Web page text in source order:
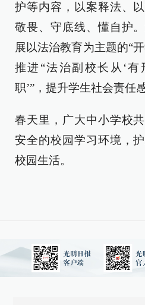
护等内容，以案释法、
敬畏、守底线、懂自护
展以法治教育为主题的“
推进“法治副校长从‘有
职’”，提升学生社会责任
春天里，广大中小学校
安全的校园学习环境，
校园生活。